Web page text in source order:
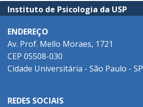
Instituto de Psicologia da USP
ENDEREÇO
Av. Prof. Mello Moraes, 1721
CEP 05508-030
Cidade Universitária - São Paulo - SP
REDES SOCIAIS